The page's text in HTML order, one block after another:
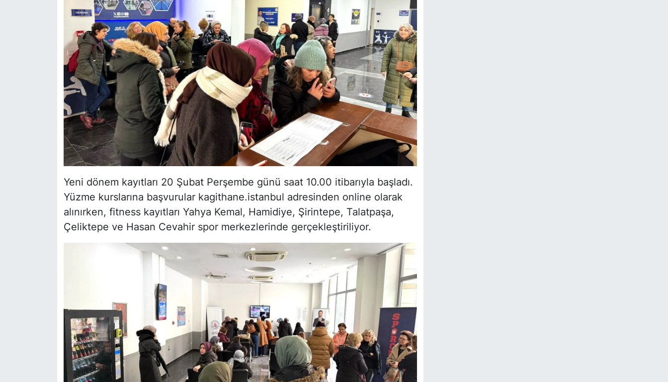
Yeni dönem kayıtları 20 Şubat Perşembe günü saat 10.00 itibarıyla başladı.
Yüzme kurslarına başvurular kagithane.istanbul adresinden online olarak
alınırken, fitness kayıtları Yahya Kemal, Hamidiye, Şirintepe, Talatpaşa,
Çeliktepe ve Hasan Cevahir spor merkezlerinde gerçekleştiriliyor.